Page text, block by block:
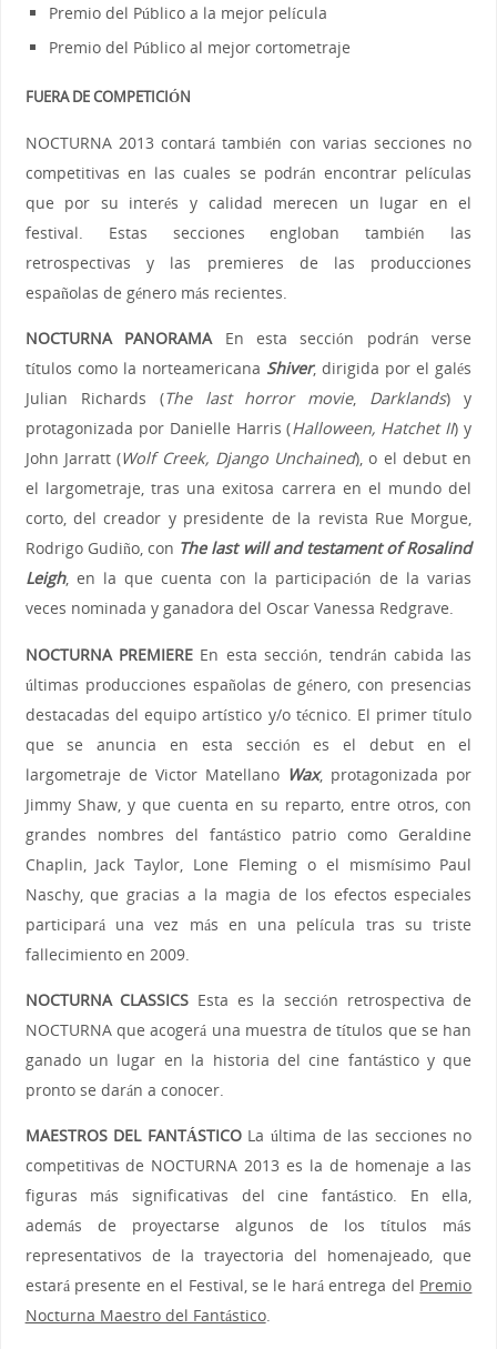
Premio del Público a la mejor película
Premio del Público al mejor cortometraje
FUERA DE COMPETICIÓN
NOCTURNA 2013 contará también con varias secciones no
competitivas en las cuales se podrán encontrar películas
que por su interés y calidad merecen un lugar en el
festival. Estas secciones engloban también las
retrospectivas y las premieres de las producciones
españolas de género más recientes.
NOCTURNA PANORAMAEn esta sección podrán verse
títulos como la norteamericana Shiver, dirigida por el galés
Julian Richards (The last horror movie, Darklands) y
protagonizada por Danielle Harris (Halloween, Hatchet II) y
John Jarratt (Wolf Creek, Django Unchained), o el debut en
el largometraje, tras una exitosa carrera en el mundo del
corto, del creador y presidente de la revista Rue Morgue,
Rodrigo Gudiño, con The last will and testament of Rosalind
Leigh, en la que cuenta con la participación de la varias
veces nominada y ganadora del Oscar Vanessa Redgrave.
NOCTURNA PREMIERE En esta sección, tendrán cabida las
últimas producciones españolas de género, con presencias
destacadas del equipo artístico y/o técnico. El primer título
que se anuncia en esta sección es el debut en el
largometraje de Victor Matellano Wax, protagonizada por
Jimmy Shaw, y que cuenta en su reparto, entre otros, con
grandes nombres del fantástico patrio como Geraldine
Chaplin, Jack Taylor, Lone Fleming o el mismísimo Paul
Naschy, que gracias a la magia de los efectos especiales
participará una vez más en una película tras su triste
fallecimiento en 2009.
NOCTURNA CLASSICS Esta es la sección retrospectiva de
NOCTURNA que acogerá una muestra de títulos que se han
ganado un lugar en la historia del cine fantástico y que
pronto se darán a conocer.
MAESTROS DEL FANTÁSTICOLa última de las secciones no
competitivas de NOCTURNA 2013 es la de homenaje a las
figuras más significativas del cine fantástico. En ella,
además de proyectarse algunos de los títulos más
representativos de la trayectoria del homenajeado, que
estará presente en el Festival, se le hará entrega del Premio
Nocturna Maestro del Fantástico.